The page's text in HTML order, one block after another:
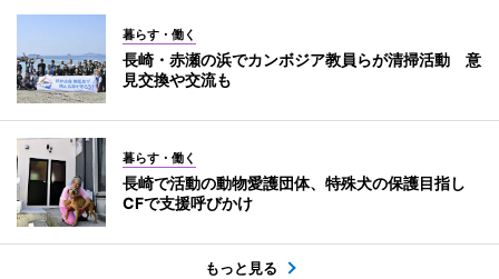
暮らす・働く
長崎・赤瀬の浜でカンボジア教員らが清掃活動 意
見交換や交流も
暮らす・働く
長崎で活動の動物愛護団体、特殊犬の保護目指し
CFで支援呼びかけ
もっと見る